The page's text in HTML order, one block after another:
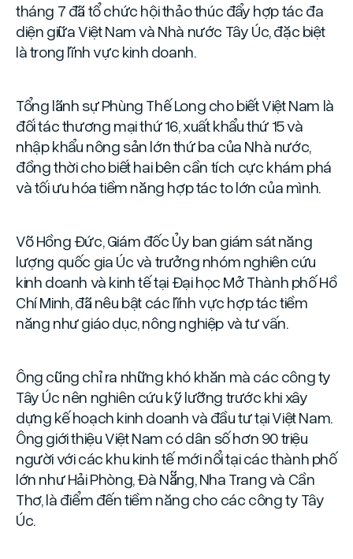
tháng 7 đã tổ chức hội thảo thúc đẩy hợp tác đa
diện giữa Việt Nam và Nhà nước Tây Úc, đặc biệt
là trong lĩnh vực kinh doanh.
Tổng lãnh sự Phùng Thế Long cho biết Việt Nam là
đối tác thương mại thứ 16, xuất khẩu thứ 15 và
nhập khẩu nông sản lớn thứ ba của Nhà nước,
đồng thời cho biết hai bên cần tích cực khám phá
và tối ưu hóa tiềm năng hợp tác to lớn của mình.
Võ Hồng Đức, Giám đốc Ủy ban giám sát năng
lượng quốc gia Úc và trưởng nhóm nghiên cứu
kinh doanh và kinh tế tại Đại học Mở Thành phố Hồ
Chí Minh, đã nêu bật các lĩnh vực hợp tác tiềm
năng như giáo dục, nông nghiệp và tư vấn.
Ông cũng chỉ ra những khó khăn mà các công ty
Tây Úc nên nghiên cứu kỹ lưỡng trước khi xây
dựng kế hoạch kinh doanh và đầu tư tại Việt Nam.
Ông giới thiệu Việt Nam có dân số hơn 90 triệu
người với các khu kinh tế mới nổi tại các thành phố
lớn như Hải Phòng, Đà Nẵng, Nha Trang và Cần
Thơ, là điểm đến tiềm năng cho các công ty Tây
Úc.